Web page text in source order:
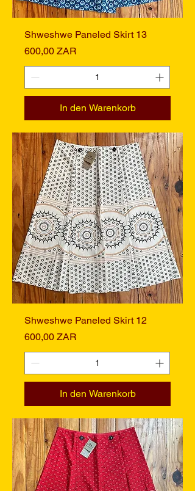
Shweshwe Paneled Skirt 13
Preis
600,00 ZAR
In den Warenkorb
Shweshwe Paneled Skirt 12
Preis
600,00 ZAR
In den Warenkorb